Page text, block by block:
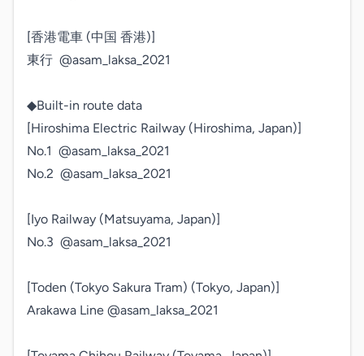
[香港電車 (中国 香港)]
東行  @asam_laksa_2021
◆Built-in route data
[Hiroshima Electric Railway (Hiroshima, Japan)]
No.1  @asam_laksa_2021
No.2  @asam_laksa_2021
[Iyo Railway (Matsuyama, Japan)]
No.3  @asam_laksa_2021
[Toden (Tokyo Sakura Tram) (Tokyo, Japan)]
Arakawa Line @asam_laksa_2021